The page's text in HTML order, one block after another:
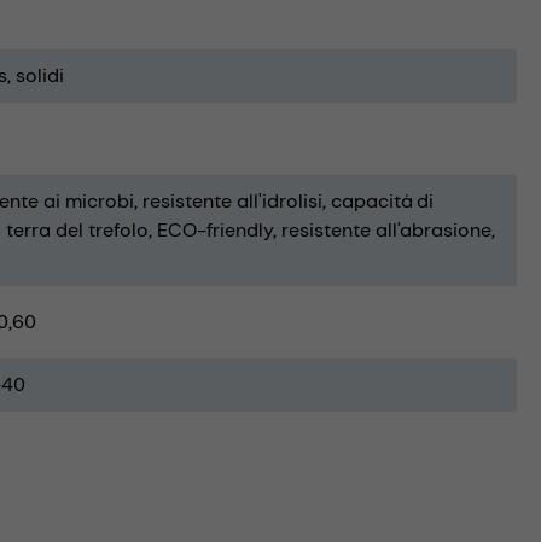
solidi
ai microbi resistente all'idrolisi capacità di
terra del trefolo ECO-friendly resistente all'abrasione